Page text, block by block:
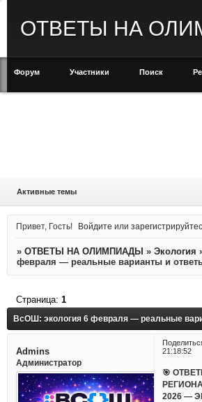
ОТВЕТЫ НА
Форум Участники Поиск
Активные темы
Привет, Гость! Войдите или
» ОТВЕТЫ НА ОЛИМПИАДЫ » Экология
февраля — реальные варианты и
ВсОШ: экология 6 февраля — реальные
Страница: 1
21:18:52
Admins
Администратор
🎯
2026 —